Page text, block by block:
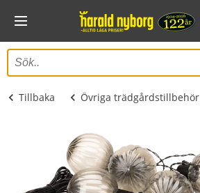
Tillbaka Övriga trädgårdstillbehör